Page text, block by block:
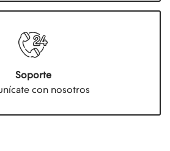
Soporte
con nosotros